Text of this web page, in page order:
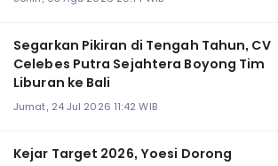
Segarkan Pikiran di Tengah Tahun, CV
Celebes Putra Sejahtera Boyong Tim
Liburan ke Bali
Jumat, 24 Jul 2026 11:42 WIB
Kejar Target 2026, Yoesi Dorong